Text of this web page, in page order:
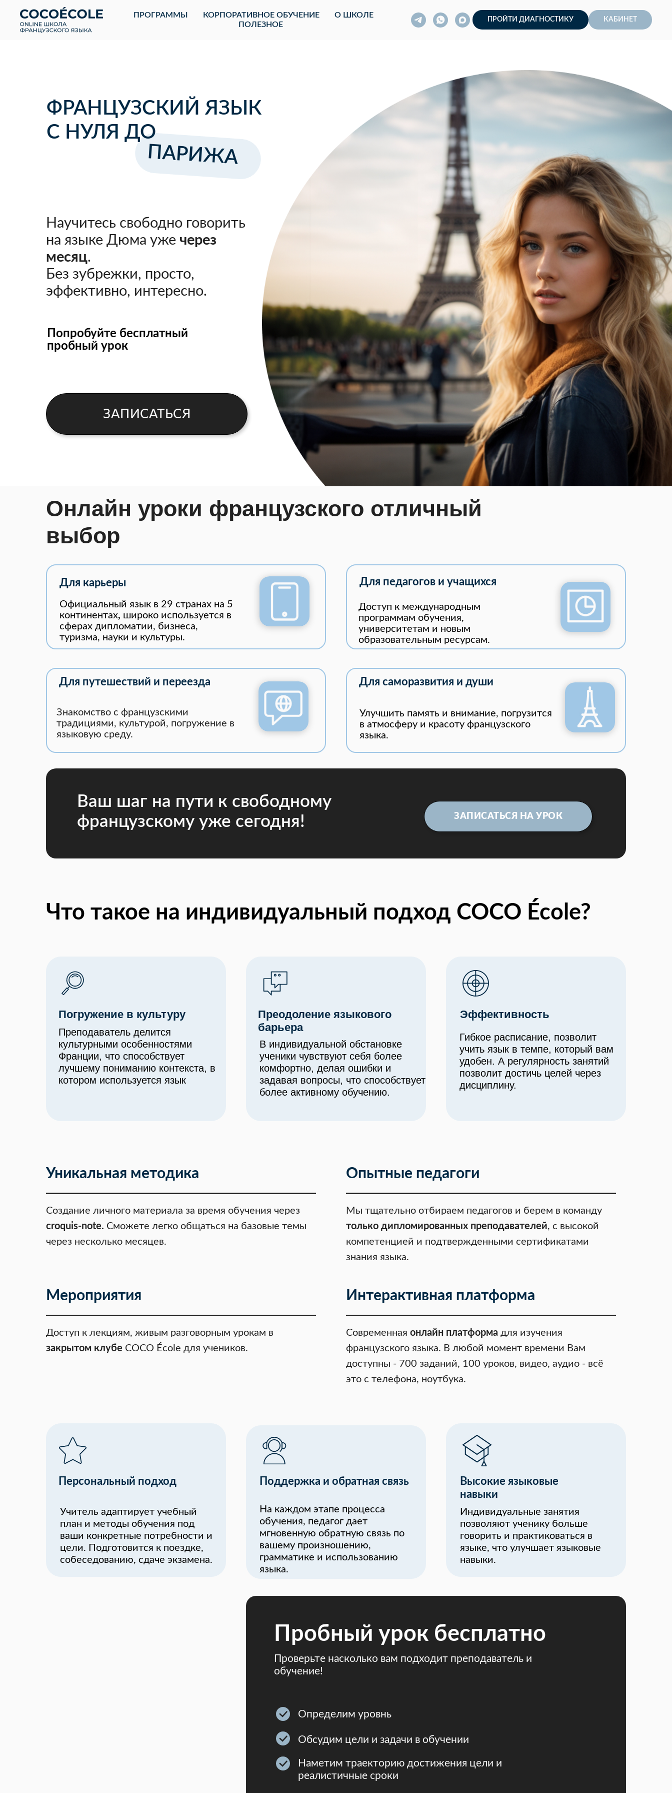
ПРОГРАММЫ КОРПОРАТИВНОЕ ОБУЧЕНИЕ
О ШКОЛЕ
ПОЛЕЗНОЕ
ПРОЙТИ ДИАГНОСТИКУ КАБИНЕТ
ЗАПИСАТЬСЯ
ФРАНЦУЗСКИЙ ЯЗЫК
С НУЛЯ ДО
Научитесь свободно говорить
на языке Дюма уже через
месяц.
Без зубрежки, просто,
эффективно, интересно.
ПАРИЖА
Попробуйте бесплатный
пробный урок
Онлайн уроки французского отличный
выбор
Знакомство с французскими
традициями, культурой, погружение в
языковую среду.
Доступ к международным
программам обучения,
университетам и новым
образовательным ресурсам.
Официальный язык в 29 странах на 5
континентах, широко используется в
сферах дипломатии, бизнеса,
туризма, науки и культуры.
Улучшить память и внимание, погрузится
в атмосферу и красоту французского
языка.
Для путешествий и переезда
Для педагогов и учащихся
Для карьеры
Для саморазвития и души
Ваш шаг на пути к свободному
французскому уже сегодня!
ЗАПИСАТЬСЯ НА УРОК
Что такое на индивидуальный подход COCO École?
Погружение в культуру
Преодоление языкового
барьера
Эффективность
Преподаватель делится
культурными особенностями
Франции, что способствует
лучшему пониманию контекста, в
котором используется язык
В индивидуальной обстановке
ученики чувствуют себя более
комфортно, делая ошибки и
задавая вопросы, что способствует
более активному обучению.
Гибкое расписание, позволит
учить язык в темпе, который вам
удобен. А регулярность занятий
позволит достичь целей через
дисциплину.
Уникальная методика
Создание личного материала за время обучения через
croquis-note. Сможете легко общаться на базовые темы
через несколько месяцев.
Опытные педагоги
Мы тщательно отбираем педагогов и берем в команду
только дипломированных преподавателей, с высокой
компетенцией и подтвержденными сертификатами
знания языка.
Мероприятия
Доступ к лекциям, живым разговорным урокам в
закрытом клубе COCO École для учеников.
Интерактивная платформа
Современная онлайн платформа для изучения
французского языка. В любой момент времени Вам
доступны - 700 заданий, 100 уроков, видео, аудио - всё
это с телефона, ноутбука.
Персональный подход Поддержка и обратная связь
Высокие языковые
навыки
Учитель адаптирует учебный
план и методы обучения под
ваши конкретные потребности и
цели. Подготовится к поездке,
собеседованию, сдаче экзамена.
На каждом этапе процесса
обучения, педагог дает
мгновенную обратную связь по
вашему произношению,
грамматике и использованию
языка.
Индивидуальные занятия
позволяют ученику больше
говорить и практиковаться в
языке, что улучшает языковые
навыки.
Пробный урок бесплатно
Определим уровнь
Обсудим цели и задачи в обучении
Наметим траекторию достижения цели и
реалистичные сроки
Проверьте насколько вам подходит преподаватель и
обучение!